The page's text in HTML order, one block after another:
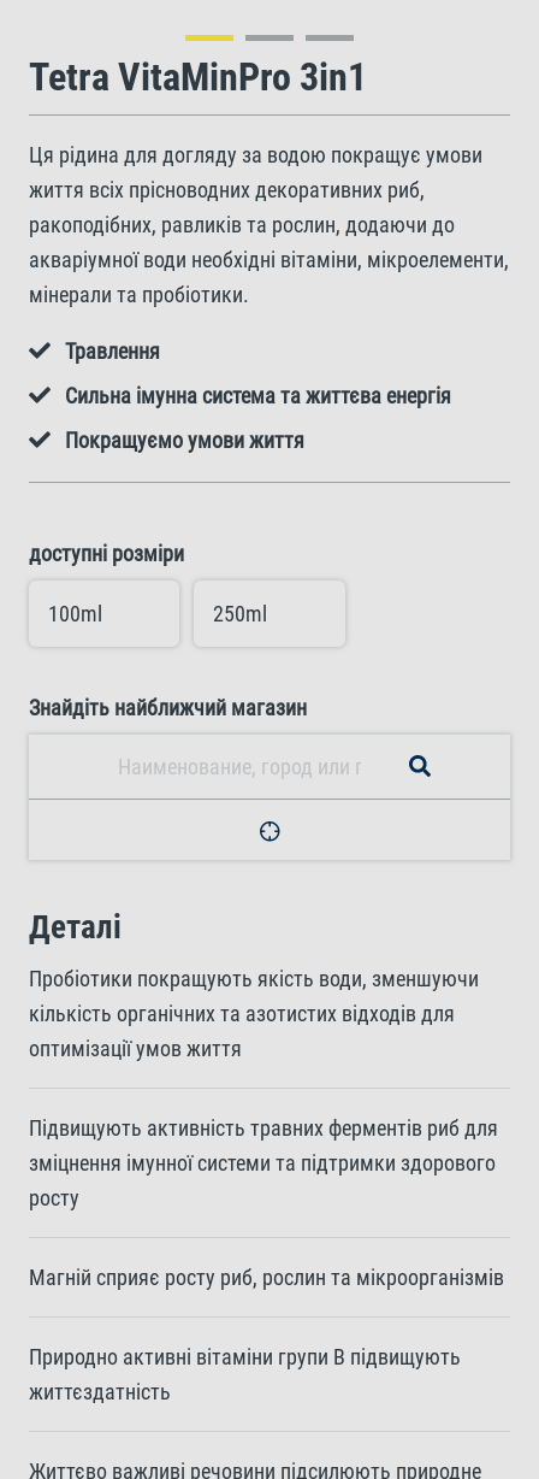
Tetra VitaMinPro 3in1
Ця рідина для догляду за водою покращує умови
життя всіх прісноводних декоративних риб,
ракоподібних, равликів та рослин, додаючи до
акваріумної води необхідні вітаміни, мікроелементи,
мінерали та пробіотики.
Травлення
Сильна імунна система та життєва енергія
Покращуємо умови життя
доступні розміри
100ml 250ml
Знайдіть найближчий магазин
Деталі
Пробіотики покращують якість води, зменшуючи
кількість органічних та азотистих відходів для
оптимізації умов життя
Підвищують активність травних ферментів риб для
зміцнення імунної системи та підтримки здорового
росту
Магній сприяє росту риб, рослин та мікроорганізмів
Природно активні вітаміни групи В підвищують
життєздатність
Життєво важливі речовини підсилюють природне